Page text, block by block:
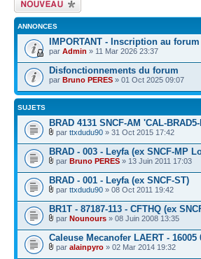
sujet
ANNONCES
IMPORTANT - Inscription au
par Admin » 11 Mar 2026 23:37
Disfonctionnements du forum
par Bruno PERES » 01 Oct 2025 09:07
SUJETS
BRAD 4131 SNCF-AM 'CAL-
par ttxdudu90 » 31 Oct 2015 17:42
BRAD - 003 - Leyfa (ex SNCF-MP
par Bruno PERES » 13 Juin 2011 17:03
BRAD - 001 - Leyfa (ex SNCF-ST)
par ttxdudu90 » 08 Oct 2011 19:42
BR1T - 87187-113 - CFTHQ (ex
par Nounours » 08 Juin 2008 13:35
Caleuse Mecanofer LAERT - 16005
par alainpyro » 02 Mar 2014 19:32